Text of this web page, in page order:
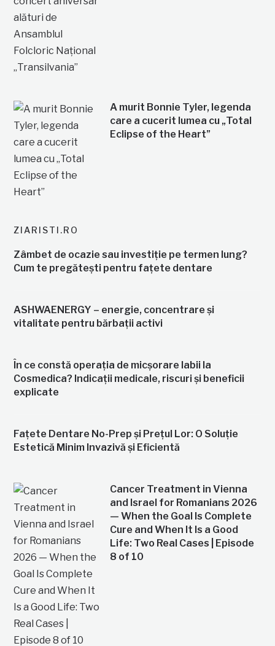
A murit Bonnie Tyler, legenda
care a cucerit lumea cu „Total
Eclipse of the Heart”
ZIARISTI.RO
Zâmbet de ocazie sau investiție pe termen lung?
Cum te pregătești pentru fațete dentare
ASHWAENERGY – energie, concentrare și
vitalitate pentru bărbații activi
În ce constă operația de micșorare labii la
Cosmedica? Indicații medicale, riscuri și beneficii
explicate
Fațete Dentare No-Prep și Prețul Lor: O Soluție
Estetică Minim Invazivă și Eficientă
Cancer Treatment in Vienna
and Israel for Romanians 2026
— When the Goal Is Complete
Cure and When It Is a Good
Life: Two Real Cases | Episode
8 of 10